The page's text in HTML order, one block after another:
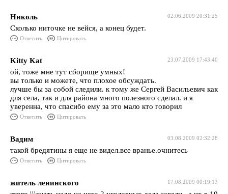
02.06.2009 20:31:25
Николь
Сколько ниточке не вейся, а конец будет.
Ответить Цитировать
23.07.2009 17:43:40
Kitty Kat
ой, тоже мне тут сборище умных!
вы только и можете, что плохое обсуждать.
лучше бы за собой следили. к тому же Сергей Васильевич как
для села, так и для района много полезного сделал. и я
уверенна, что спасибо ему за это мало кто говорил
Ответить Цитировать
03.08.2009 02:32:28
Вадим
такой бредятины я еще не видел.все вранье.очнитесь
Ответить Цитировать
17.08.2009 00:19:13
житель ленинского